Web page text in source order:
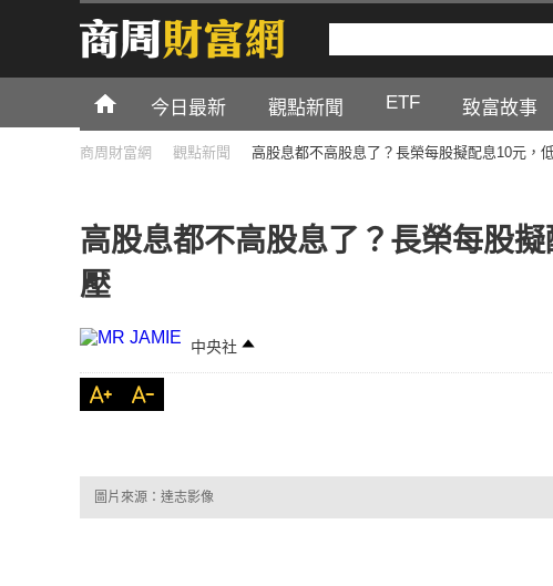
今日最新 觀點新聞 ETF 致富故事
商周財富網 觀點新聞 高股息都不高股息了？長榮每股擬配息10元，
高股息都不高股息了？長榮每股
壓
中央社
圖片來源：達志影像